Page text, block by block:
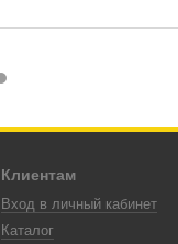
Клиентам
Вход в личный кабинет
Каталог